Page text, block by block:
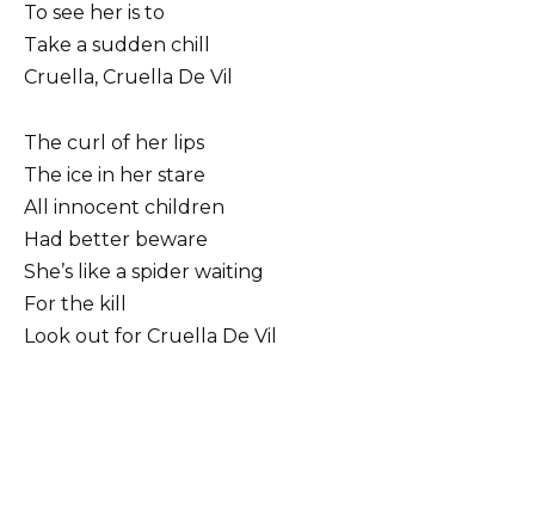
To see her is to
Take a sudden chill
Cruella, Cruella De Vil
The curl of her lips
The ice in her stare
All innocent children
Had better beware
She’s like a spider waiting
For the kill
Look out for Cruella De Vil